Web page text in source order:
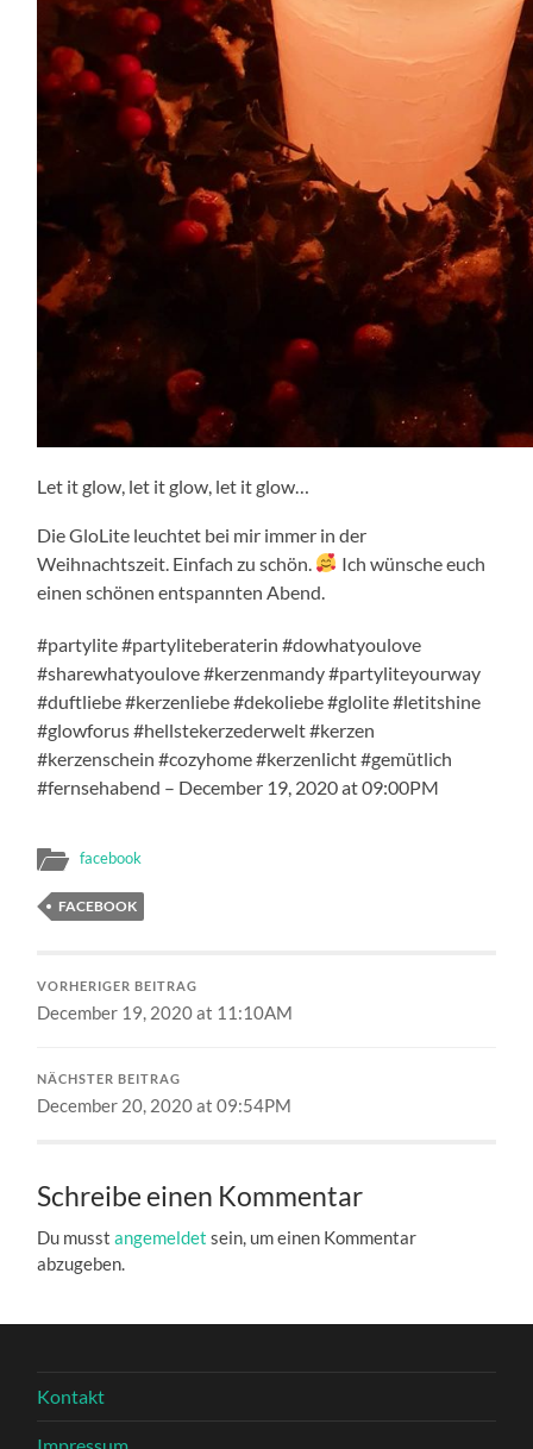
Let it glow, let it glow, let it glow…
Die GloLite leuchtet bei mir immer in der
Weihnachtszeit. Einfach zu schön.
Ich wünsche euch
einen schönen entspannten Abend.
#partylite #partyliteberaterin #dowhatyoulove
#sharewhatyoulove #kerzenmandy #partyliteyourway
#duftliebe #kerzenliebe #dekoliebe #glolite #letitshine
#glowforus #hellstekerzederwelt #kerzen
#kerzenschein #cozyhome #kerzenlicht #gemütlich
#fernsehabend – December 19, 2020 at 09:00PM
facebook
FACEBOOK
VORHERIGER BEITRAG
December 19, 2020 at 11:10AM
NÄCHSTER BEITRAG
December 20, 2020 at 09:54PM
Schreibe einen Kommentar
Du musstangemeldet sein, um einen Kommentar
abzugeben.
Kontakt
Impressum